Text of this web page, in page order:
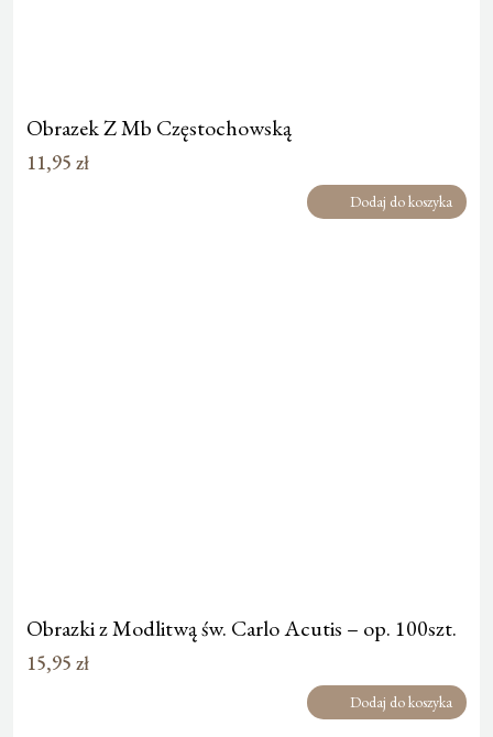
Obrazek Z Mb Częstochowską
11,95 zł
Dodaj do koszyka
Obrazki z Modlitwą św. Carlo Acutis – op. 100szt.
15,95 zł
Dodaj do koszyka